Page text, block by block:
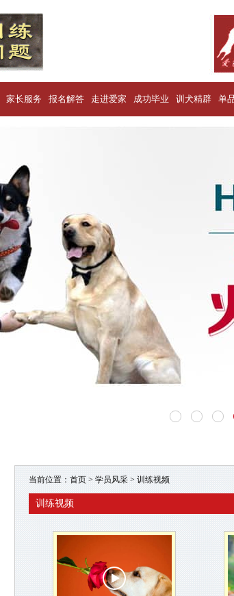
家长服务 报名解答 走进爱家 成功毕业 训犬精辟 单
当前位置： 首页 > 学员风采 > 训练视频
训练视频